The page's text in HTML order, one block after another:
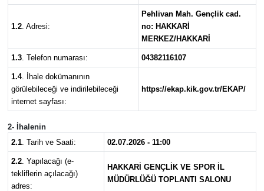
1.2. Adresi:
Pehlivan Mah. Gençlik cad.
no: HAKKARİ
MERKEZ/HAKKARİ
1.3. Telefon numarası: 04382116107
1.4. İhale dokümanının
görülebileceği ve indirilebileceği
internet sayfası:
https://ekap.kik.gov.tr/EKAP/
2- İhalenin
2.1. Tarih ve Saati: 02.07.2026 - 11:00
2.2. Yapılacağı (e-
tekliflerin açılacağı)
adres:
HAKKARİ GENÇLİK VE SPOR İL
MÜDÜRLÜĞÜ TOPLANTI SALONU